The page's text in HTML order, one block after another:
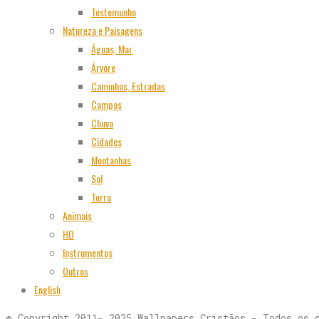
Testemunho
Natureza e Paisagens
Águas, Mar
Árvore
Caminhos, Estradas
Campos
Chuva
Cidades
Montanhas
Sol
Terra
Animais
HD
Instrumentos
Outros
English